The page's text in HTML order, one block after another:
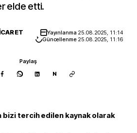
elde etti.
Yayınlanma 25.08.2025, 11:14
Güncellenme 25.08.2025, 11:16
Paylaş
N
bizi tercih edilen kaynak olarak